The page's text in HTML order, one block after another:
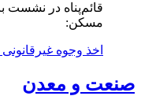
قائم‌پناه در
مسکن:
اخذ وجوه
صنعت و معدن